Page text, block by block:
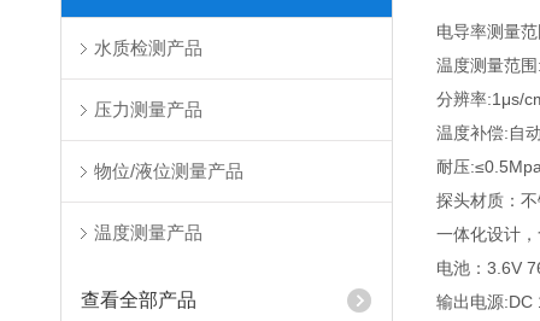
水质检测产品
压力测量产品
物位/液位测量产品
温度测量产品
查看全部产品
电导率测量
温度测量范
分辨率:1μs/
温度补偿:自
耐压
探头材质：
一体化设计
电池：3.6V
输出电源:DC